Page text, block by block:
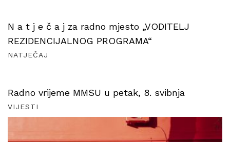
N a t j e č a j za radno mjesto „VODITELJ
REZIDENCIJALNOG PROGRAMA“
NATJEČAJ
Radno vrijeme MMSU u petak, 8. svibnja
VIJESTI